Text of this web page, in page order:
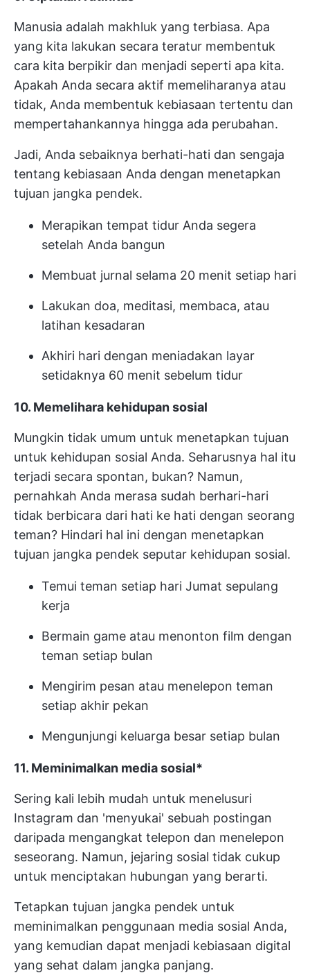
Manusia adalah makhluk yang terbiasa. Apa
yang kita lakukan secara teratur membentuk
cara kita berpikir dan menjadi seperti apa kita.
Apakah Anda secara aktif memeliharanya atau
tidak, Anda membentuk kebiasaan tertentu dan
mempertahankannya hingga ada perubahan.
Jadi, Anda sebaiknya berhati-hati dan sengaja
tentang kebiasaan Anda dengan menetapkan
tujuan jangka pendek.
Merapikan tempat tidur Anda segera
setelah Anda bangun
Membuat jurnal selama 20 menit setiap hari
Lakukan doa, meditasi, membaca, atau
latihan kesadaran
Akhiri hari dengan meniadakan layar
setidaknya 60 menit sebelum tidur
10. Memelihara kehidupan sosial
Mungkin tidak umum untuk menetapkan tujuan
untuk kehidupan sosial Anda. Seharusnya hal itu
terjadi secara spontan, bukan? Namun,
pernahkah Anda merasa sudah berhari-hari
tidak berbicara dari hati ke hati dengan seorang
teman? Hindari hal ini dengan menetapkan
tujuan jangka pendek seputar kehidupan sosial.
Temui teman setiap hari Jumat sepulang
kerja
Bermain game atau menonton film dengan
teman setiap bulan
Mengirim pesan atau menelepon teman
setiap akhir pekan
Mengunjungi keluarga besar setiap bulan
11. Meminimalkan media sosial*
Sering kali lebih mudah untuk menelusuri
Instagram dan 'menyukai' sebuah postingan
daripada mengangkat telepon dan menelepon
seseorang. Namun, jejaring sosial tidak cukup
untuk menciptakan hubungan yang berarti.
Tetapkan tujuan jangka pendek untuk
meminimalkan penggunaan media sosial Anda,
yang kemudian dapat menjadi kebiasaan digital
yang sehat dalam jangka panjang.